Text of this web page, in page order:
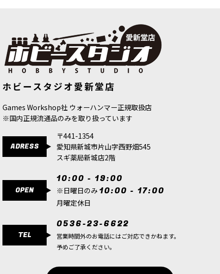
ホビースタジオ愛新堂店
Games Workshop社 ウォーハンマー正規取扱店
※国内正規流通品のみを取り扱っています
ADRESS
〒441-1354
愛知県新城市片山字西野畑545
スギ薬局新城店2階
OPEN
10:00 - 19:00
※日曜日のみ 10:00 - 17:00
月曜定休日
TEL
0536-23-6622
営業時間外のお電話にはご対応できかねます。
予めご了承ください。